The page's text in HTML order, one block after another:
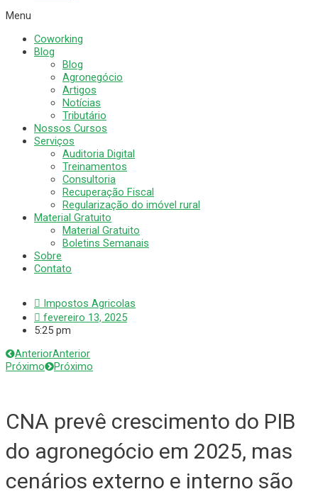
Menu
Coworking
Blog
Blog
Agronegócio
Artigos
Notícias
Tributário
Nossos Cursos
Serviços
Auditoria Digital
Treinamentos
Consultoria
Recuperação Fiscal
Regularização do imóvel rural
Material Gratuito
Material Gratuito
Boletins Semanais
Sobre
Contato
Impostos Agricolas
fevereiro 13, 2025
5:25 pm
AnteriorAnterior
Próximo
Próximo
CNA prevê crescimento do PIB
do agronegócio em 2025, mas
cenários externo e interno são